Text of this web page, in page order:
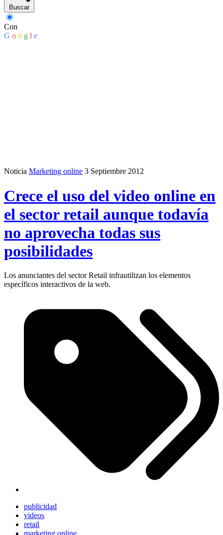
Buscar
Con
G o o g l e
Noticia Marketing online 3 Septiembre 2012
Crece el uso del video online en
el sector retail aunque todavía
no aprovecha todas sus
posibilidades
Los anunciantes del sector Retail infrautilizan los elementos
específicos interactivos de la web.
publicidad
videos
retail
marketing online